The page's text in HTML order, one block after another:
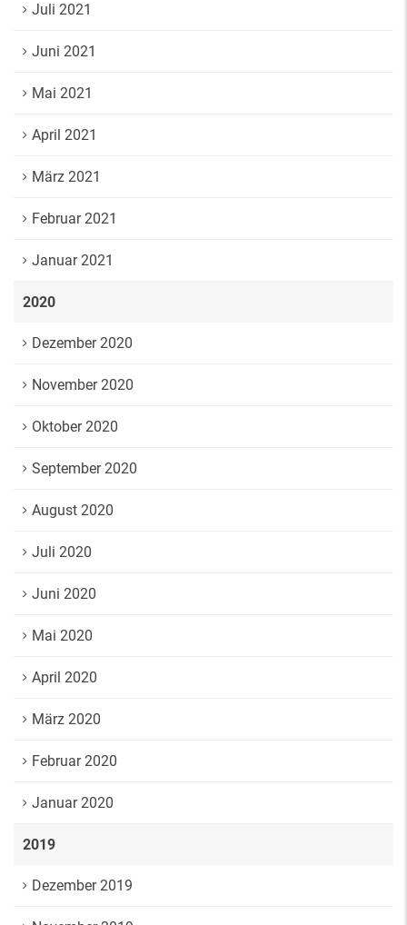
Juli 2021
Juni 2021
Mai 2021
April 2021
März 2021
Februar 2021
Januar 2021
2020
Dezember 2020
November 2020
Oktober 2020
September 2020
August 2020
Juli 2020
Juni 2020
Mai 2020
April 2020
März 2020
Februar 2020
Januar 2020
2019
Dezember 2019